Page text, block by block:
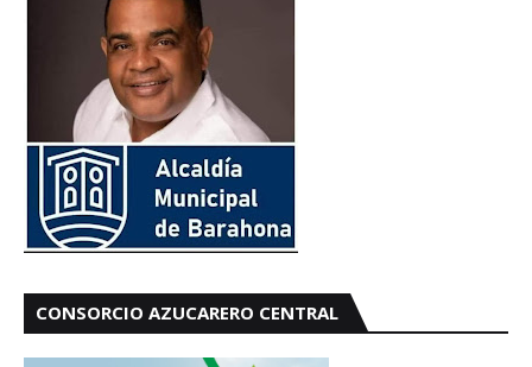
CONSORCIO AZUCARERO CENTRAL